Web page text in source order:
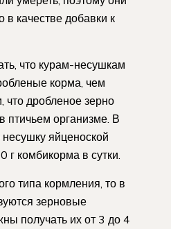
в качестве добавки к
что курам-несушкам
корма, чем
что дробленое зерно
птичьем организме. В
яйценоской
г комбикорма в сутки.
типа кормления, то в
зерновые
получать их от 3 до 4